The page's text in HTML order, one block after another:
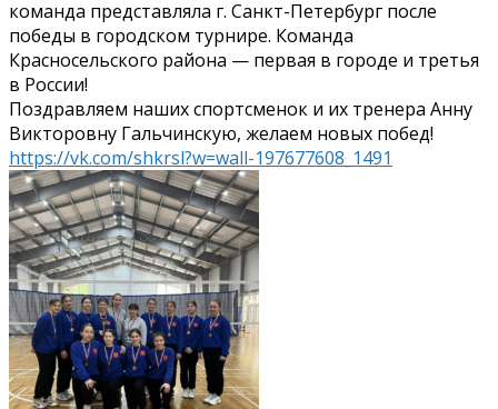
команда представляла г. Санкт-Петербург после
победы в городском турнире. Команда
Красносельского района — первая в городе и третья
в России!
Поздравляем наших спортсменок и их тренера Анну
Викторовну Гальчинскую, желаем новых побед!
https://vk.com/shkrsl?w=wall-197677608_1491